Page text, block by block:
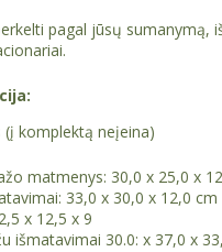
pagal jūsų sumanymą,
(į komplektą neįeina)
matmenys: 30,0 x 25,0 x
33,0 x 30,0 x 12,0 cm
x 12,5 x 9
išmatavimai 30.0: x 37,0 x